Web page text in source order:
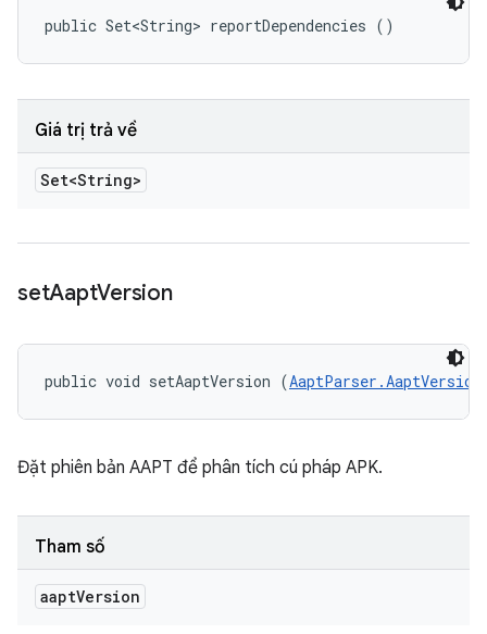
public Set<String> reportDependencies ()
Giá trị trả về
Set<String>
setAaptVersion
public void setAaptVersion (AaptParser.AaptVersion
Đặt phiên bản AAPT để phân tích cú pháp APK.
Tham số
aaptVersion